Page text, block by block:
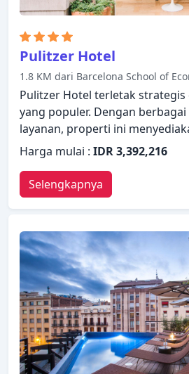
Pulitzer Hotel
1.8 KM dari Barcelona School of
Pulitzer Hotel terletak strategis
yang populer. Dengan
layanan, properti ini
Anda butuhkan untuk
Semua fasilitas yang
gratis di semua kamar, layanan
resepsionis 24 jam, fasilitas
kebutuhan khusus, check-in/
tersedia. Semua kamar
untuk membuat tamu merasa
beberapa kamar dilengkapi
datar, akses internet - WiFi,
(gratis), kamar bebas asap
menawarkan berbagai pilihan
Pulitzer Hotel adalah pilihan
untuk menjelajahi Barcelona
bersantai dan menyegarkan
Harga mulai : IDR 3,392,216
Selengkapnya